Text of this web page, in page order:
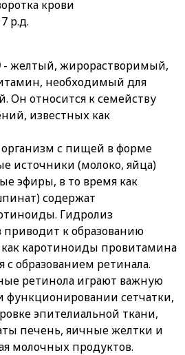
крови
р.д.
- желтый, жирорастворимый,
необходимый для
Он относится к семейству
известных как
организм с пищей в форме
источники (молоко, яйца)
эфиры, в то время как
содержат
Гидролиз
к образованию
как каротиноиды провитамина
с образованием ретинала.
ретинола играют важную
функционировании сетчатки,
эпителиальной ткани,
печень, яичные желтки и
молочных продуктов.